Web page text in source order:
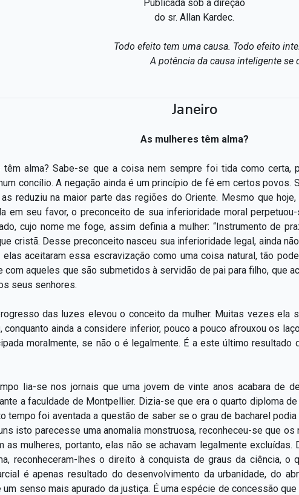
Publicada sob a direção
do sr. Allan Kardec.
Todo efeito tem uma causa. Todo efeito
A potência da causa inteligente se
Janeiro
As mulheres têm alma?
têm alma? Sabe-se que a coisa nem sempre foi tida como
concílio. A negação ainda é um princípio de fé em certos povos.
reduziu na maior parte das regiões do Oriente. Mesmo que
em seu favor, o preconceito de sua inferioridade moral
cujo nome me foge, assim definia a mulher: “Instrumento de
cristã. Desse preconceito nasceu sua inferioridade legal, ainda
aceitaram essa escravização como uma coisa natural, tão
com aqueles que são submetidos à servidão de pai para filho, que
seus senhores.
das luzes elevou o conceito da mulher. Muitas vezes ela
conquanto ainda a considere inferior, pouco a pouco afrouxou os
moralmente, se não o é legalmente. É a este último resultado
lia-se nos jornais que uma jovem de vinte anos acabara de
a faculdade de Montpellier. Dizia-se que era o quarto diploma de
tempo foi aventada a questão de saber se o grau de bacharel
isto parecesse uma anomalia monstruosa, reconheceu-se que
as mulheres, portanto, elas não se achavam legalmente
reconheceram-lhes o direito à conquista de graus da ciência, o
é apenas resultado do desenvolvimento da urbanidade, do
um senso mais apurado da justiça. É uma espécie de concessão